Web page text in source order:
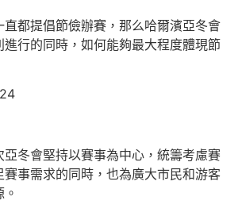
都提倡節儉辦賽，那么哈爾濱亞冬會
行的同時，如何能夠最大程度體現節
亞冬會堅持以賽事為中心，統籌考慮賽
賽事需求的同時，也為廣大市民和游客